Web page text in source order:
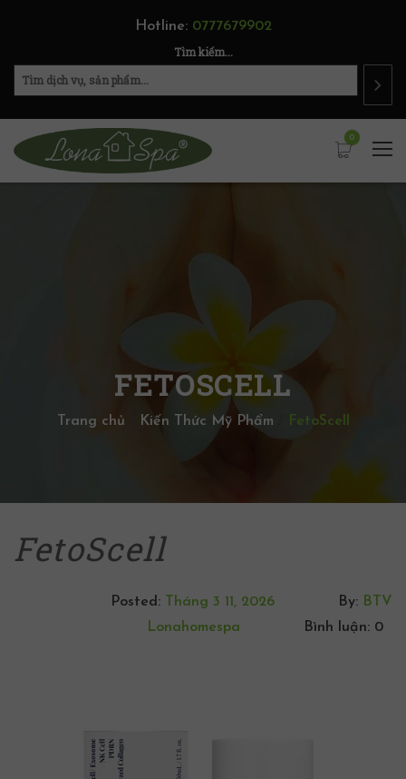
Hotline: 0777679902
Tìm kiếm...
0
FETOSCELL
Trang chủ Kiến Thức Mỹ Phẩm FetoScell
FetoScell
Posted: Tháng 3 11, 2026 By: BTV
Lonahomespa
Bình luận: 0